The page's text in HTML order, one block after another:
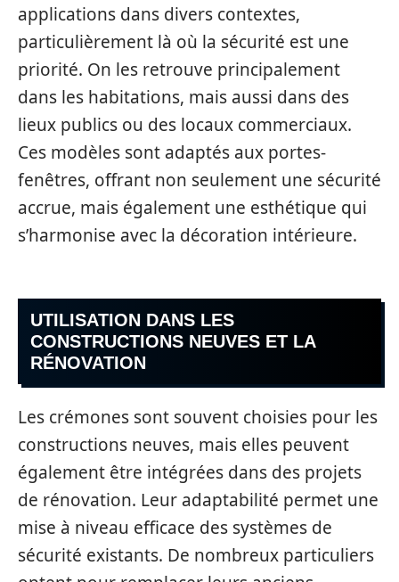
applications dans divers contextes,
particulièrement là où la sécurité est une
priorité. On les retrouve principalement
dans les habitations, mais aussi dans des
lieux publics ou des locaux commerciaux.
Ces modèles sont adaptés aux portes-
fenêtres, offrant non seulement une sécurité
accrue, mais également une esthétique qui
s’harmonise avec la décoration intérieure.
UTILISATION DANS LES
CONSTRUCTIONS NEUVES ET LA
RÉNOVATION
Les crémones sont souvent choisies pour les
constructions neuves, mais elles peuvent
également être intégrées dans des projets
de rénovation. Leur adaptabilité permet une
mise à niveau efficace des systèmes de
sécurité existants. De nombreux particuliers